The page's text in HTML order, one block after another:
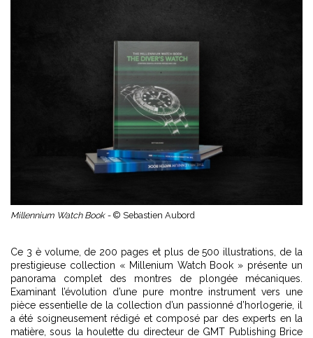
Millennium Watch Book - © Sebastien Aubord
Ce 3 è volume, de 200 pages et plus de 500 illustrations, de la
prestigieuse collection « Millenium Watch Book » présente un
panorama complet des montres de plongée mécaniques.
Examinant l’évolution d’une pure montre instrument vers une
pièce essentielle de la collection d’un passionné d’horlogerie, il
a été soigneusement rédigé et composé par des experts en la
matière, sous la houlette du directeur de GMT Publishing Brice